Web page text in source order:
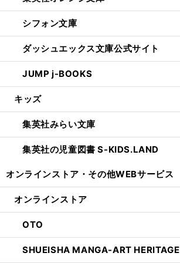
シフォン文庫
ダッシュエックス文庫公式サイト
JUMP j-BOOKS
キッズ
集英社みらい文庫
集英社の児童図書 S-KIDS.LAND
オンラインストア・ その他WEBサービス
オンラインストア
OTO
SHUEISHA MANGA-ART HERITAGE